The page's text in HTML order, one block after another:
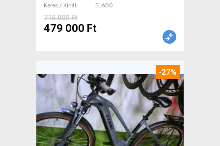
Keres / Kínál ELADÓ
715 000 Ft
479 000 Ft
-27%